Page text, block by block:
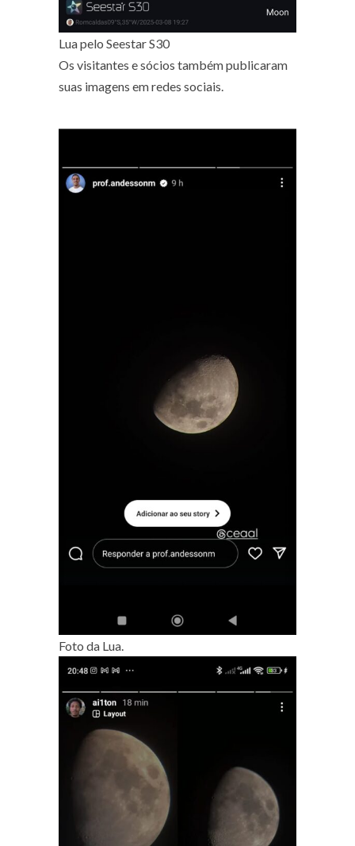
Lua pelo Seestar S30
Os visitantes e sócios também publicaram
suas imagens em redes sociais.
Foto da Lua.